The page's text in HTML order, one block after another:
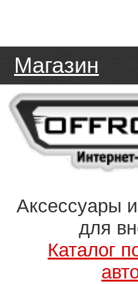
Магазин
Аксессуары
для
Каталог